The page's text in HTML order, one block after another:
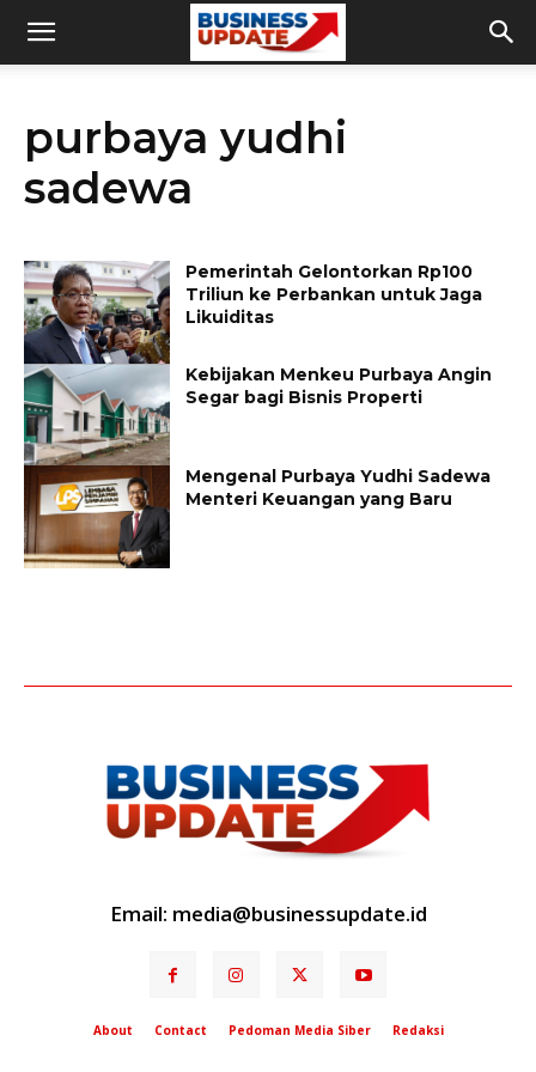
purbaya yudhi
sadewa
Pemerintah Gelontorkan Rp100
Triliun ke Perbankan untuk Jaga
Likuiditas
Kebijakan Menkeu Purbaya Angin
Segar bagi Bisnis Properti
Mengenal Purbaya Yudhi Sadewa
Menteri Keuangan yang Baru
Email: media@businessupdate.id
About Contact Pedoman Media Siber Redaksi